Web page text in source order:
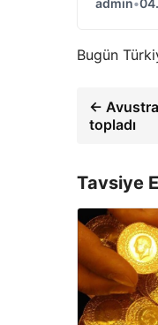
admin•
Bugün
←
topladı
Tavsiye